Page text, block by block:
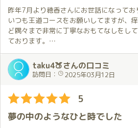
昨年7月より穂香さんにお世話になってお
いつも王道コースをお願いしてますが、
ど隅々まで非常に丁寧なおもてなしをし
ております。
最近、穂香さんは髪を切られたようです
トカット好きの自分にはどストライクな
失礼を承知で書かせていただきますが、ま
生」のように可愛くて、食べちゃいたい
した。
これからも推していきたいと思います。
taku4🍑さんの口コミ
訪問日： 2025年03月12日
5
夢の中のようなひと時でした